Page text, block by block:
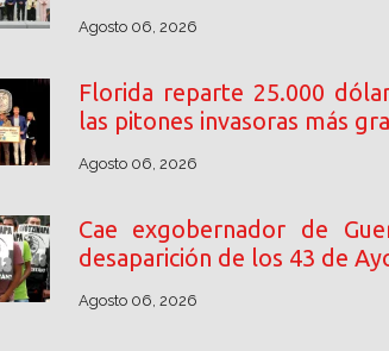
Agosto 06, 2026
Florida reparte 25.000
las pitones invasoras más
Agosto 06, 2026
Cae exgobernador de
desaparición de los 43 de
Agosto 06, 2026